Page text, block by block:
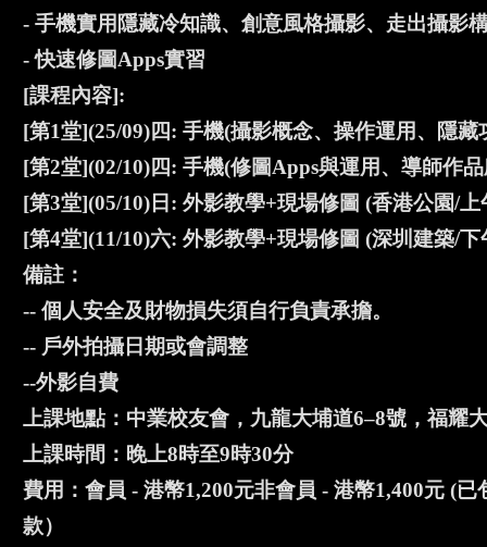
- 手機實用隱藏冷知識、創意風格攝影、走出攝影
- 快速修圖Apps實習
[課程內容]:
[第1堂](25/09)四: 手機(攝影概念、操作運用、隱
[第2堂](02/10)四: 手機(修圖Apps與運用、導師作
[第3堂](05/10)日: 外影教學+現場修圖 (香港公園/上
[第4堂](11/10)六: 外影教學+現場修圖 (深圳建築/下
備註：
-- 個人安全及財物損失須自行負責承擔。
-- 戶外拍攝日期或會調整
--外影自費
上課地點：中業校友會，九龍大埔道6–8號，福耀
上課時間：晚上8時至9時30分
費用：會員 - 港幣1,200元非會員 - 港幣1,400元 (
款）